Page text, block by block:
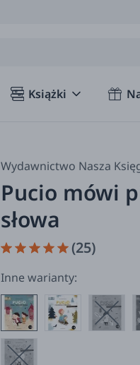
Książki
Wydawnictwo Nasza
Pucio mówi
słowa
(25)
Inne warianty: